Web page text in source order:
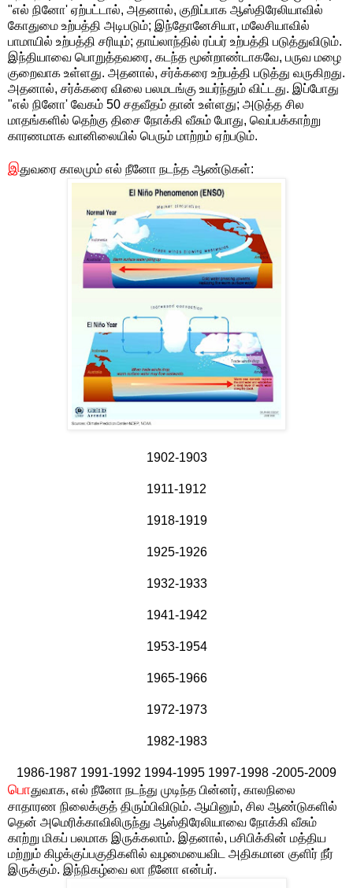
"எல் நினோ' ஏற்பட்டால், அதனால், குறிப்பாக ஆஸ்திரேலியாவில்
கோதுமை உற்பத்தி அடிபடும்; இந்தோனேசியா, மலேசியாவில்
பாமாயில் உற்பத்தி சரியும்; தாய்லாந்தில் ரப்பர் உற்பத்தி படுத்துவிடும்.
இந்தியாவை பொறுத்தவரை, கடந்த மூன்றாண்டாகவே, பருவ மழை
குறைவாக உள்ளது. அதனால், சர்க்கரை உற்பத்தி படுத்து வருகிறது.
அதனால், சர்க்கரை விலை பலமடங்கு உயர்ந்தும் விட்டது. இப்போது
"எல் நினோ' வேகம் 50 சதவீதம் தான் உள்ளது; அடுத்த சில
மாதங்களில் தெற்கு திசை நோக்கி வீசும் போது, வெப்பக்காற்று
காரணமாக வானிலையில் பெரும் மாற்றம் ஏற்படும்.
இதுவரை காலமும் எல் நீனோ நடந்த ஆண்டுகள்:
1902-1903
1911-1912
1918-1919
1925-1926
1932-1933
1941-1942
1953-1954
1965-1966
1972-1973
1982-1983
1986-1987 1991-1992 1994-1995 1997-1998 -2005-2009
பொதுவாக, எல் நீனோ நடந்து முடிந்த பின்னர், காலநிலை
சாதாரண நிலைக்குத் திரும்பிவிடும். ஆயினும், சில ஆண்டுகளில்
தென் அமெரிக்காவிலிருந்து ஆஸ்திரேலியாவை நோக்கி வீசும்
காற்று மிகப் பலமாக இருக்கலாம். இதனால், பசிபிக்கின் மத்திய
மற்றும் கிழக்குப்பகுதிகளில் வழமையைவிட அதிகமான குளிர் நீர்
இருக்கும். இந்நிகழ்வை லா நீனோ என்பர்.